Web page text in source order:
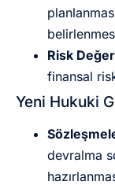
Risk
finansal
Yeni Hukuki
devralma